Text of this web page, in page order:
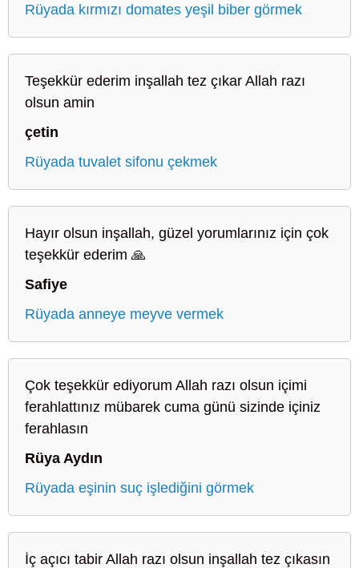
Rüyada kırmızı domates yeşil biber görmek
Teşekkür ederim inşallah tez çıkar Allah razı
olsun amin
çetin
Rüyada tuvalet sifonu çekmek
Hayır olsun inşallah, güzel yorumlarınız için çok
teşekkür ederim 🙏
Safiye
Rüyada anneye meyve vermek
Çok teşekkür ediyorum Allah razı olsun içimi
ferahlattınız mübarek cuma günü sizinde içiniz
ferahlasın
Rüya Aydın
Rüyada eşinin suç işlediğini görmek
İç açıcı tabir Allah razı olsun inşallah tez çıkasın